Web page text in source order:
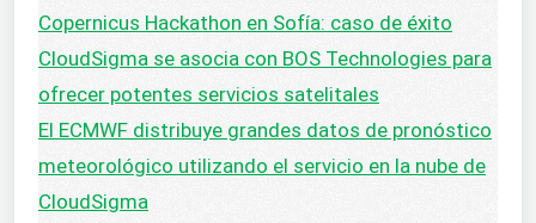
Copernicus Hackathon en Sofía: caso de éxito
CloudSigma se asocia con BOS Technologies para
ofrecer potentes servicios satelitales
El ECMWF distribuye grandes datos de pronóstico
meteorológico utilizando el servicio en la nube de
CloudSigma